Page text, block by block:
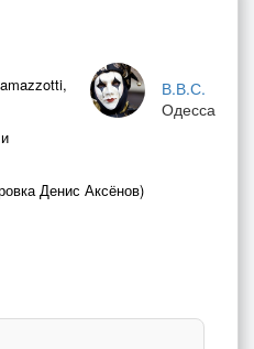
В.В.С.
Одесса
Денис Аксёнов)